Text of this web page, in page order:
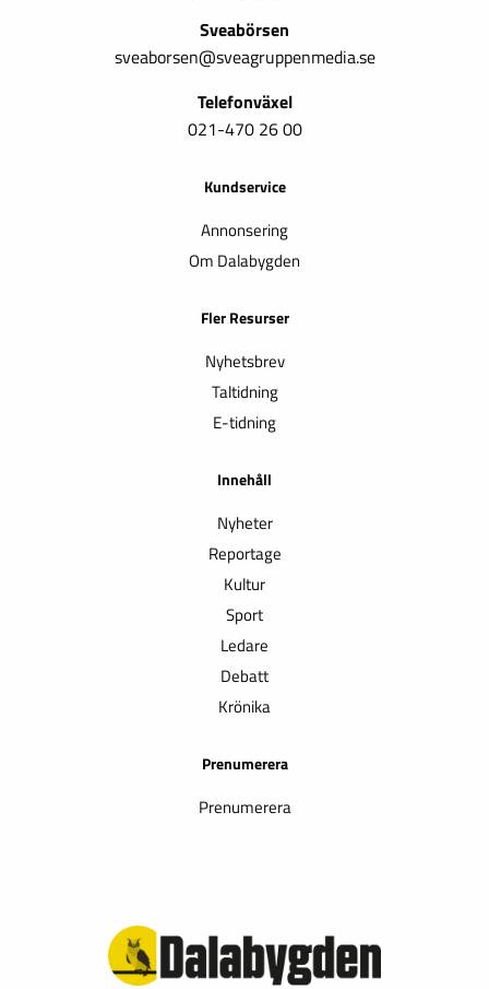
Sveabörsen
sveaborsen@sveagruppenmedia.se
Telefonväxel
021-470 26 00
Kundservice
Annonsering
Om Dalabygden
Fler Resurser
Nyhetsbrev
Taltidning
E-tidning
Innehåll
Nyheter
Reportage
Kultur
Sport
Ledare
Debatt
Krönika
Prenumerera
Prenumerera